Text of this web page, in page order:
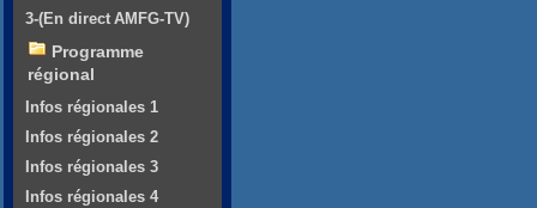
3-(En direct AMFG-TV)
Programme
régional
Infos régionales 1
Infos régionales 2
Infos régionales 3
Infos régionales 4